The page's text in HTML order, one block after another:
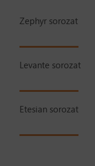
Zephyr sorozat
Levante sorozat
Etesian sorozat